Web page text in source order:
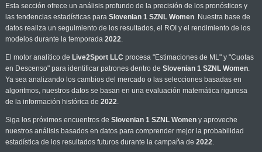
Esta sección ofrece un análisis profundo de la precisión de los pronósticos y
las tendencias estadísticas para Slovenian 1 SZNL Women. Nuestra base de
datos realiza un seguimiento de los resultados, el ROI y el rendimiento de los
modelos durante la temporada 2022.
El motor analítico de Live2Sport LLC procesa "Estimaciones de ML" y "Cuotas
en Descenso" para identificar patrones dentro de Slovenian 1 SZNL Women.
Ya sea analizando los cambios del mercado o las selecciones basadas en
algoritmos, nuestros datos se basan en una evaluación matemática rigurosa
de la información histórica de 2022.
Siga los próximos encuentros de Slovenian 1 SZNL Womeny aproveche
nuestros análisis basados en datos para comprender mejor la probabilidad
estadística de los resultados futuros durante la campaña de 2022.